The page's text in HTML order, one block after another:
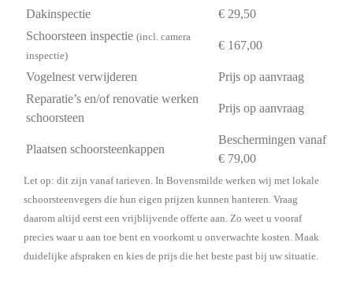
Dakinspectie
€ 29,50
Schoorsteen inspectie (incl. camera
inspectie)
€ 167,00
Vogelnest verwijderen
Prijs op aanvraag
Reparatie’s en/of renovatie werken
schoorsteen
Prijs op aanvraag
Plaatsen schoorsteenkappen
Beschermingen vanaf
€ 79,00
Let op: dit zijn vanaf tarieven. In Bovensmilde werken wij met lokale
schoorsteenvegers die hun eigen prijzen kunnen hanteren. Vraag
daarom altijd eerst een vrijblijvende offerte aan. Zo weet u vooraf
precies waar u aan toe bent en voorkomt u onverwachte kosten. Maak
duidelijke afspraken en kies de prijs die het beste past bij uw situatie.